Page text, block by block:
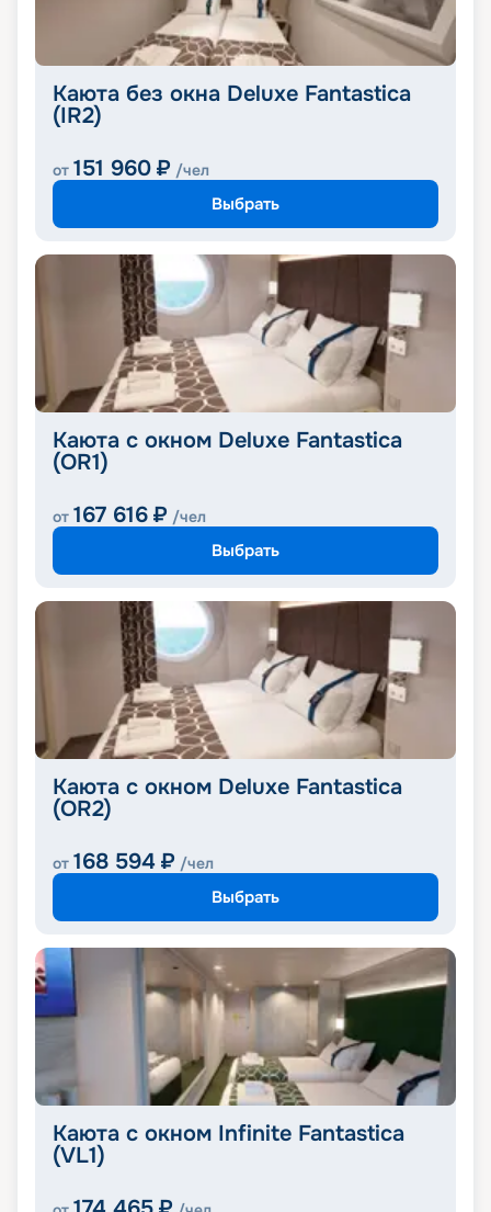
Каюта без окна Deluxe Fantastica
(IR2)
от 151 960 ₽ /чел
Выбрать
Каюта с окном Deluxe Fantastica
(OR1)
от 167 616 ₽ /чел
Выбрать
Каюта с окном Deluxe Fantastica
(OR2)
от 168 594 ₽ /чел
Выбрать
Каюта с окном Infinite Fantastica
(VL1)